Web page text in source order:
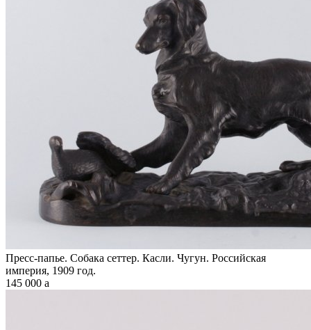
Пресс-папье. Собака сеттер. Касли. Чугун. Российская
империя, 1909 год.
145 000 a